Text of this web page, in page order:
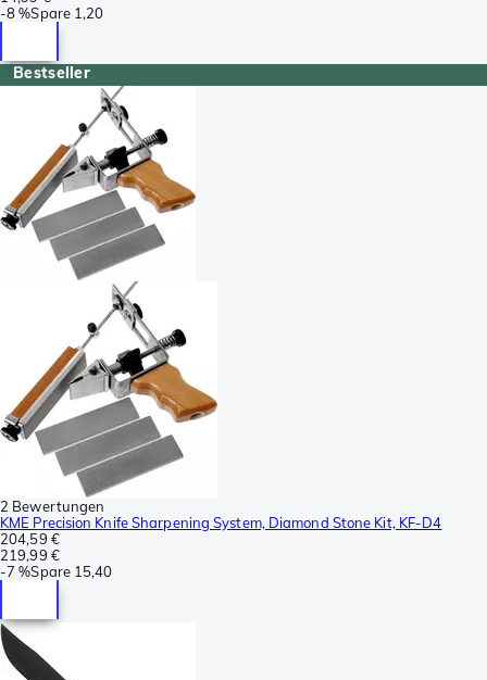
-8 %Spare 1,20
Bestseller
2 Bewertungen
KME Precision Knife Sharpening System, Diamond Stone Kit, KF-D4
204,59 €
219,99 €
-7 %Spare 15,40